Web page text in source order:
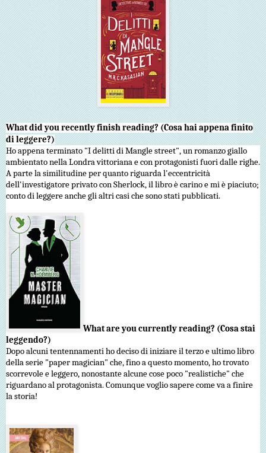
What did you recently finish reading? (Cosa hai appena finito
di leggere?)
Ho appena terminato "I delitti di Mangle street", un romanzo giallo
ambientato nella Londra vittoriana e con protagonisti fuori dalle righe.
A parte la similitudine per quanto riguarda l'eccentricità
dell'investigatore privato con Sherlock, il libro è carino e mi è piaciuto;
conto di leggere anche gli altri casi che sono stati pubblicati.
What are you currently reading? (Cosa stai
leggendo?)
Dopo alcuni tentennamenti ho deciso di iniziare il terzo e ultimo libro
della serie "paper magician" che, fino a questo momento, ho trovato
scorrevole e leggero, nonostante alcune cose poco "realistiche" che
riguardano al protagonista. Comunque voglio sapere come va a finire
la storia!